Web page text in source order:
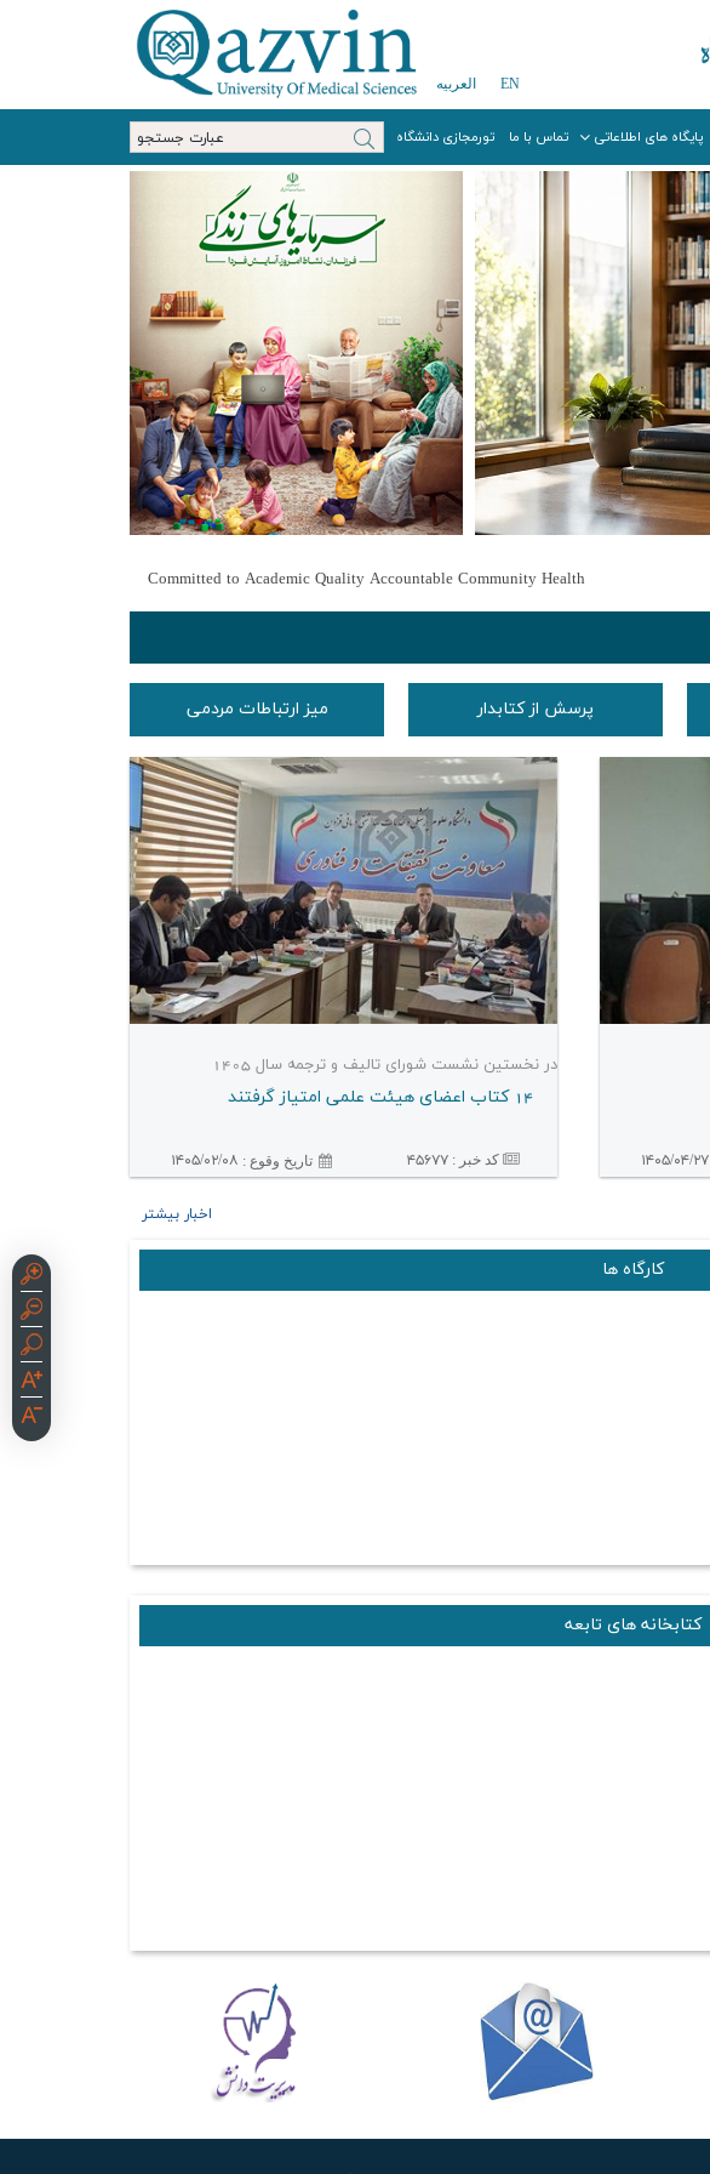
EN العربیه
پایگاه های اطلاعاتی تماس با ما تورمجازی دانشگاه
Committed to Academic Quality Accountable Community Health
پرسش از کتابدار میز ارتباطات مردمی
۱۴۰۵/۰۴/۲۷
در نخستین نشست شورای تالیف و ترجمه سال 1405
14 كتاب اعضای هیئت علمی امتیاز گرفتند
کد خبر : ۴۵۶۷۷ تاريخ وقوع : ۱۴۰۵/۰۲/۰۸
اخبار بیشتر
کارگاه ها
کتابخانه های تابعه